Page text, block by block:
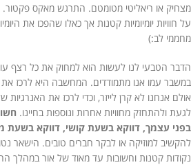
מצחיק או ריאליטי מטומטם. התרגש מאקס
על חוויות יומיומיות קטנות אך כאלו שהפכו את
מחממי לב:)
הדבר הטבעי לנו לעשות הוא למחוק את כל רצף
במשבר עמו אנו מתמודדים. המחשבה היא לרכז את
אולם אנחנו לא קרן לייזר, וכדי לרכז את האנרגיות
לגעת ולהתחזק מחוויות אחרות ונוספות בחיינו.
בפני עצמך, דווקא בשעת קושי, דווקא
להקשיב למוזיקה או לבקר חברים טובים. הישאר
נקודות קטנות וחשובות עד מאוד של אור במהלך